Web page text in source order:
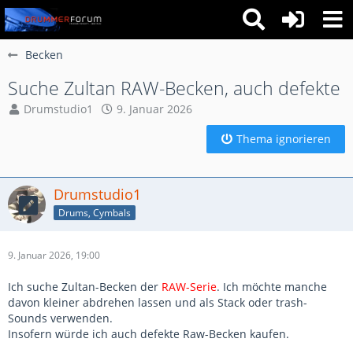
Becken
Suche Zultan RAW-Becken, auch defekte
Drumstudio1
9. Januar 2026
Thema ignorieren
Drumstudio1
Drums, Cymbals
9. Januar 2026, 19:00
Ich suche Zultan-Becken der RAW-Serie. Ich möchte manche
davon kleiner abdrehen lassen und als Stack oder trash-
Sounds verwenden.
Insofern würde ich auch defekte Raw-Becken kaufen.